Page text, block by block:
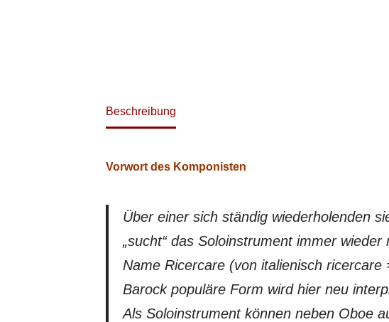
Beschreibung
Vorwort des Komponisten
Über einer sich ständig wiederholenden
„sucht“ das Soloinstrument immer
Name Ricercare (von italienisch
Barock populäre Form wird hier neu
Als Soloinstrument können neben Oboe